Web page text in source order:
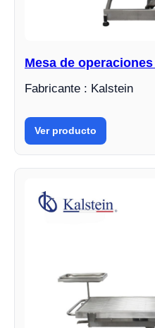
Mesa de
Fabricante : Kalstein
Ver producto